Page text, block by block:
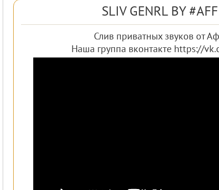
SLIV GENRL BY
Слив приватных звуков от
Наша группа вконтакте https://